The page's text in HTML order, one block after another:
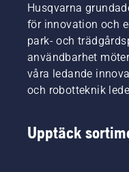
Husqvarna
för innovation och
park- och
användbarhet
våra ledande
och robotteknik
Upptäck